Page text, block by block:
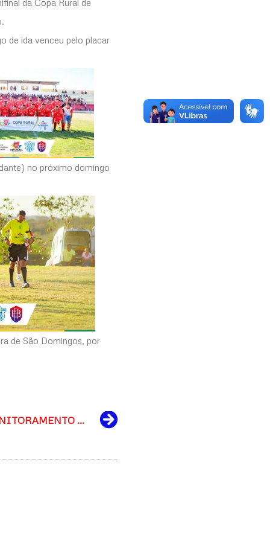
da Copa Rural de
de ida venceu pelo placar
no próximo domingo
de São Domingos, por
AUDIÊNCIA PÚBLICA – MONITORAMENTO DO PLANO MUNICIPAL DE EDUCAÇÃO 2022-2023